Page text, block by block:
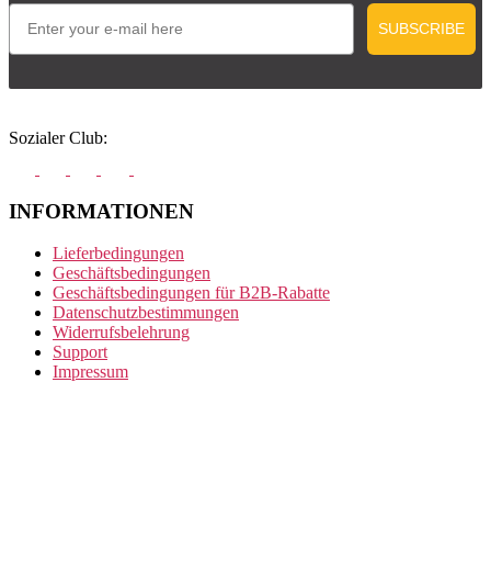
Email
SUBSCRIBE
Sozialer Club:
INFORMATIONEN
Lieferbedingungen
Geschäftsbedingungen
Geschäftsbedingungen für B2B-Rabatte
Datenschutzbestimmungen
Widerrufsbelehrung
Support
Impressum